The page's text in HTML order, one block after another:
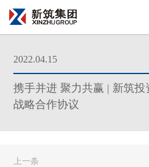
2022.04.15
携手并进 聚力共赢 | 新筑
战略合作协议
上一条